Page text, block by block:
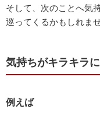
そして、次のことへ気
巡ってくるかもしれませ
気持ちがキラキラ
例えば